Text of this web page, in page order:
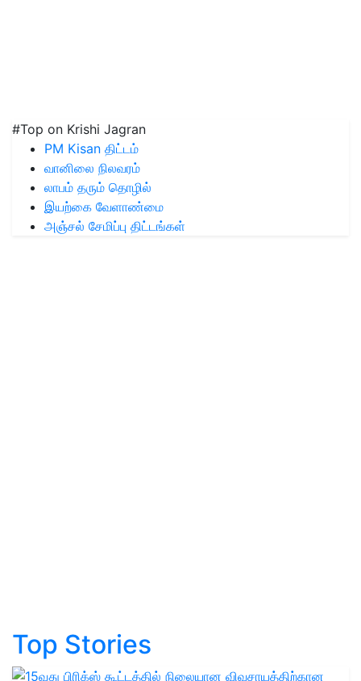
#Top on Krishi Jagran
PM Kisan திட்டம்
வானிலை நிலவரம்
லாபம் தரும் தொழில்
இயற்கை வேளாண்மை
அஞ்சல் சேமிப்பு திட்டங்கள்
Top Stories